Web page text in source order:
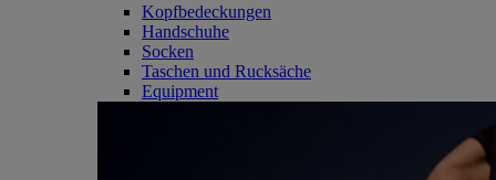
Kopfbedeckungen
Handschuhe
Socken
Taschen und Rucksäche
Equipment